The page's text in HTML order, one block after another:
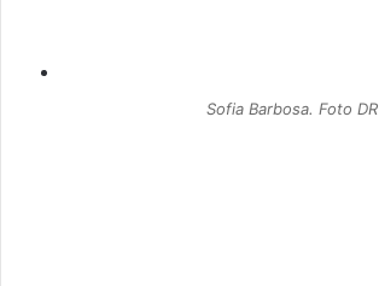
Sofia Barbosa. Foto DR